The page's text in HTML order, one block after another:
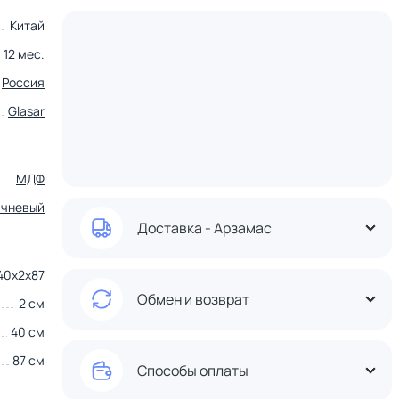
Китай
12 мес.
Россия
Glasar
МДФ
2 см
40 см
87 см
Доставка - Арзамас
Обмен и возврат
Способы оплаты